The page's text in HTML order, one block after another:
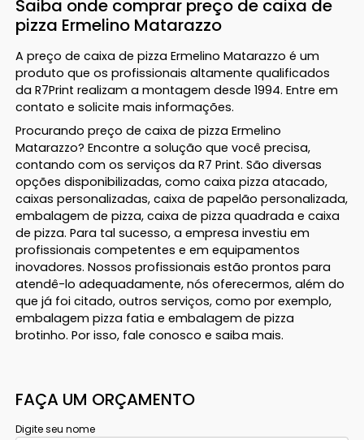
Saiba onde comprar preço de caixa de
pizza Ermelino Matarazzo
A preço de caixa de pizza Ermelino Matarazzo é um
produto que os profissionais altamente qualificados
da R7Print realizam a montagem desde 1994. Entre em
contato e solicite mais informações.
Procurando preço de caixa de pizza Ermelino
Matarazzo? Encontre a solução que você precisa,
contando com os serviços da R7 Print. São diversas
opções disponibilizadas, como caixa pizza atacado,
caixas personalizadas, caixa de papelão personalizada,
embalagem de pizza, caixa de pizza quadrada e caixa
de pizza. Para tal sucesso, a empresa investiu em
profissionais competentes e em equipamentos
inovadores. Nossos profissionais estão prontos para
atendê-lo adequadamente, nós oferecermos, além do
que já foi citado, outros serviços, como por exemplo,
embalagem pizza fatia e embalagem de pizza
brotinho. Por isso, fale conosco e saiba mais.
FAÇA UM ORÇAMENTO
Digite seu nome